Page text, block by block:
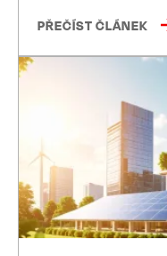
PŘEČÍST ČLÁNEK